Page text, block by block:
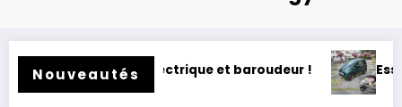
Nouveautés
et baroudeur ! Essai Swapa ZIP : Voiture